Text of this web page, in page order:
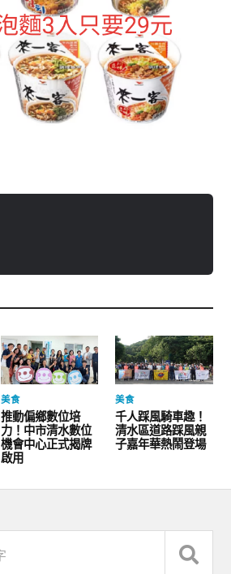
美食
推動偏鄉數位培
力！中市清水數位
機會中心正式揭牌
啟用
美食
千人踩風騎車趣！
清水區道路踩風親
子嘉年華熱鬧登場